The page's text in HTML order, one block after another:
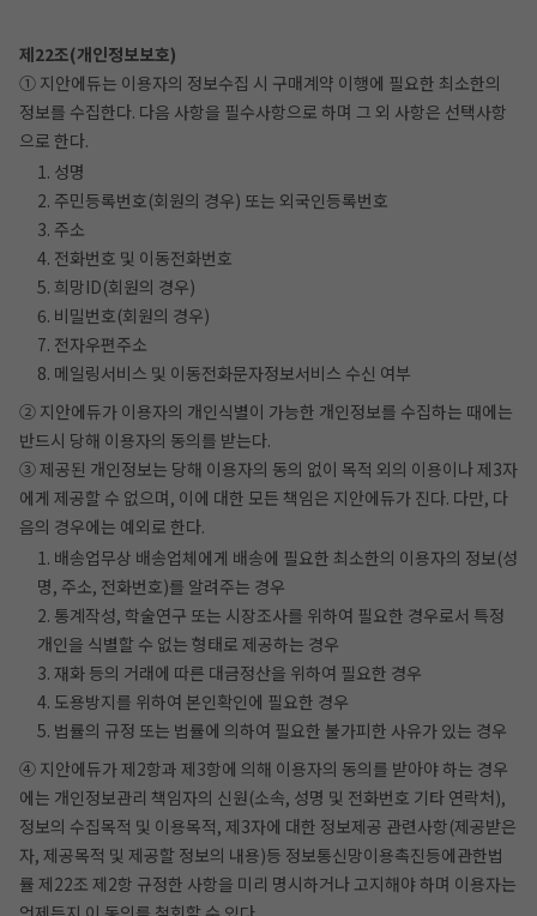
제22조(개인정보보호)
① 지안에듀는 이용자의 정보수집 시 구매계약 이행에 필요한 최소한의
정보를 수집한다. 다음 사항을 필수사항으로 하며 그 외 사항은 선택사항
으로 한다.
1. 성명
2. 주민등록번호(회원의 경우) 또는 외국인등록번호
3. 주소
4. 전화번호 및 이동전화번호
5. 희망ID(회원의 경우)
6. 비밀번호(회원의 경우)
7. 전자우편주소
8. 메일링서비스 및 이동전화문자정보서비스 수신 여부
② 지안에듀가 이용자의 개인식별이 가능한 개인정보를 수집하는 때에는
반드시 당해 이용자의 동의를 받는다.
③ 제공된 개인정보는 당해 이용자의 동의 없이 목적 외의 이용이나 제3자
에게 제공할 수 없으며, 이에 대한 모든 책임은 지안에듀가 진다. 다만, 다
음의 경우에는 예외로 한다.
1. 배송업무상 배송업체에게 배송에 필요한 최소한의 이용자의 정보(성
명, 주소, 전화번호)를 알려주는 경우
2. 통계작성, 학술연구 또는 시장조사를 위하여 필요한 경우로서 특정
개인을 식별할 수 없는 형태로 제공하는 경우
3. 재화 등의 거래에 따른 대금정산을 위하여 필요한 경우
4. 도용방지를 위하여 본인확인에 필요한 경우
5. 법률의 규정 또는 법률에 의하여 필요한 불가피한 사유가 있는 경우
④ 지안에듀가 제2항과 제3항에 의해 이용자의 동의를 받아야 하는 경우
에는 개인정보관리 책임자의 신원(소속, 성명 및 전화번호 기타 연락처),
정보의 수집목적 및 이용목적, 제3자에 대한 정보제공 관련사항(제공받은
자, 제공목적 및 제공할 정보의 내용)등 정보통신망이용촉진등에관한법
률 제22조 제2항 규정한 사항을 미리 명시하거나 고지해야 하며 이용자는